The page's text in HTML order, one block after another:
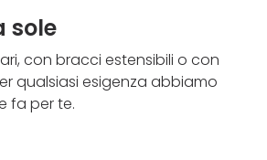
sole
con bracci estensibili o con
qualsiasi esigenza abbiamo
fa per te.